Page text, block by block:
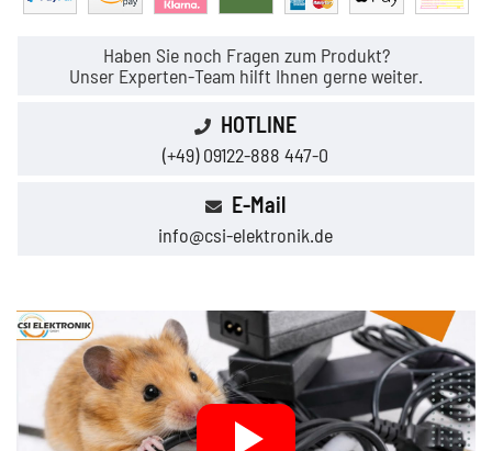
Haben Sie noch Fragen zum Produkt?
Unser Experten-Team hilft Ihnen gerne weiter.
HOTLINE
(+49) 09122-888 447-0
E-Mail
info@csi-elektronik.de